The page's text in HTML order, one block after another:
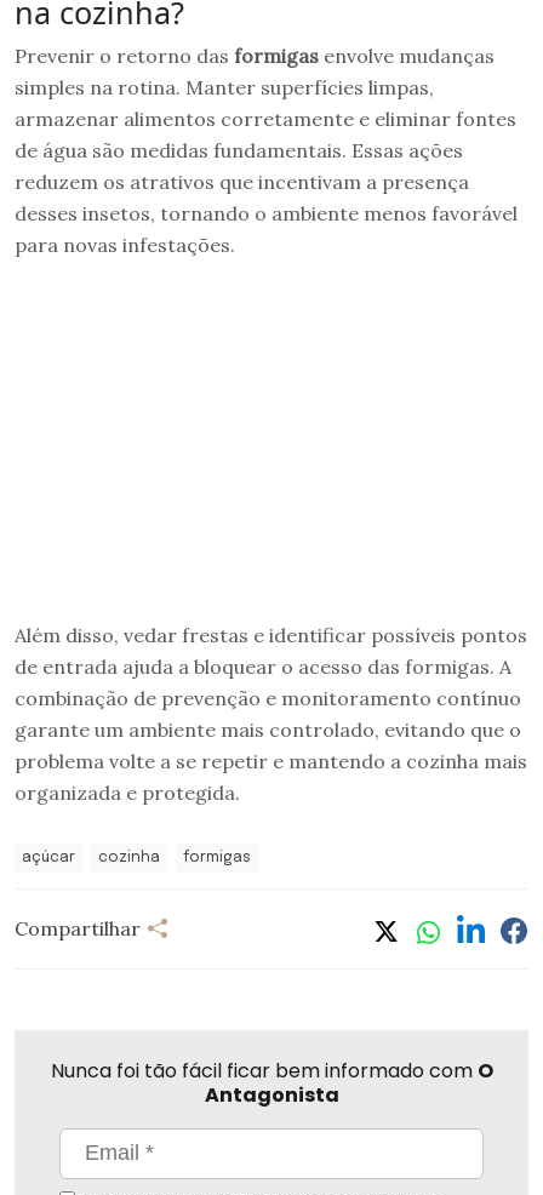
na cozinha?
Prevenir o retorno das formigas envolve mudanças
simples na rotina. Manter superfícies limpas,
armazenar alimentos corretamente e eliminar fontes
de água são medidas fundamentais. Essas ações
reduzem os atrativos que incentivam a presença
desses insetos, tornando o ambiente menos favorável
para novas infestações.
Além disso, vedar frestas e identificar possíveis pontos
de entrada ajuda a bloquear o acesso das formigas. A
combinação de prevenção e monitoramento contínuo
garante um ambiente mais controlado, evitando que o
problema volte a se repetir e mantendo a cozinha mais
organizada e protegida.
açúcar cozinha formigas
Compartilhar
Nunca foi tão fácil ficar bem informado com O
Antagonista